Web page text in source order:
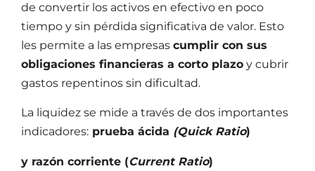
de convertir los activos en efectivo en poco
tiempo y sin pérdida significativa de valor. Esto
les permite a las empresas cumplir con sus
obligaciones financieras a corto plazo y cubrir
gastos repentinos sin dificultad.
La liquidez se mide a través de dos importantes
indicadores: prueba ácida (Quick Ratio)
y razón corriente (Current Ratio)